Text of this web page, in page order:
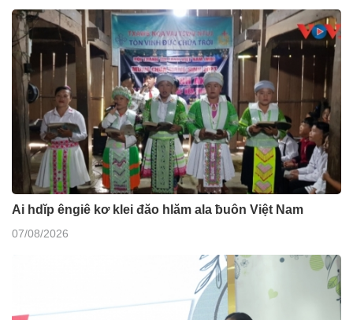
Ai hdĭp êngiê kơ klei đăo hlăm ala ƀuôn Việt Nam
07/08/2026